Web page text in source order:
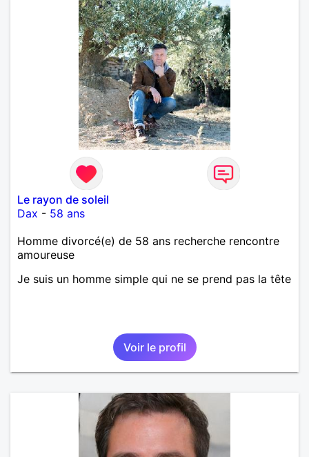
autant être trop locace. Je suis bourré de qualités
avec très peu de défauts. Je suis altruiste,
bienveillant, empathique, attentionné, honnête,
respectueux, doux de caractère et compréhensif : je
laisse « glisser » beaucoup de choses. Mais ne vous
m’éprenez pas Mesdames, si une personne que
j’aime me trahit une fois, il n’y aura pas de seconde
chance et je l’effacerai à « vitam eternam ».
Néanmoins, je suis un tout petit peu maniaque ainsi
qu’impatient. J’essaye de faire des efforts. Rien de
bien dramatique ! Du moins je le pense……Je suis un
homme facile à vivre. À vous si vous le souhaitez,
d’apprendre à me connaître davantage. J’en serai
ravi….A très bientôt je l’espère.
Le rayon de soleil
Dax - 58 ans
Homme divorcé(e) de 58 ans recherche rencontre
amoureuse
Je suis un homme simple qui ne se prend pas la tête
Voir le profil